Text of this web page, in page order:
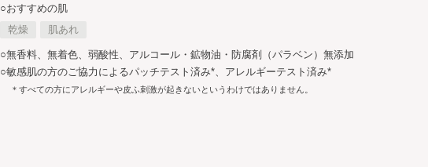
○おすすめの肌
乾燥
肌あれ
○無香料、無着色、弱酸性、アルコール・鉱物油・防腐剤（パラベン）無添加
○敏感肌の方のご協力によるパッチテスト済み*、アレルギーテスト済み*
＊すべての方にアレルギーや皮ふ刺激が起きないというわけではありません。